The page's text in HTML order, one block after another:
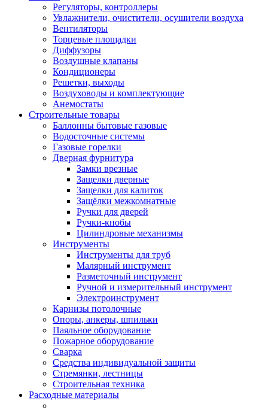
Регуляторы, контроллеры
Увлажнители, очистители, осушители воздуха
Вентиляторы
Торцевые площадки
Диффузоры
Воздушные клапаны
Кондиционеры
Решетки, выходы
Воздуховоды и комплектующие
Анемостаты
Строительные товары
Баллонны бытовые газовые
Водосточные системы
Газовые горелки
Дверная фурнитура
Замки врезные
Защелки дверные
Защелки для калиток
Защёлки межкомнатные
Ручки для дверей
Ручки-кнобы
Цилиндровые механизмы
Инструменты
Инструменты для труб
Малярный инструмент
Разметочный инструмент
Ручной и измерительный инструмент
Электроинструмент
Карнизы потолочные
Опоры, анкеры, шпильки
Паяльное оборудование
Пожарное оборудование
Сварка
Средства индивидуальной защиты
Стремянки, лестницы
Строительная техника
Расходные материалы